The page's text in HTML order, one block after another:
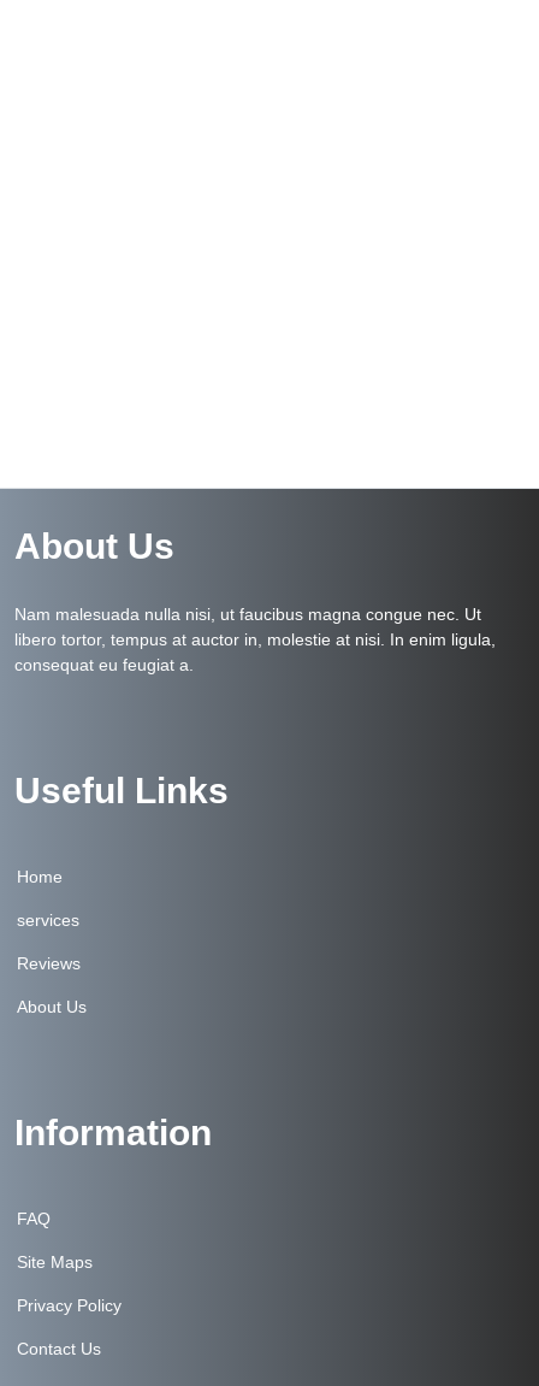
About Us
Nam malesuada nulla nisi, ut faucibus magna congue nec. Ut
libero tortor, tempus at auctor in, molestie at nisi. In enim ligula,
consequat eu feugiat a.
Useful Links
Home
services
Reviews
About Us
Information
FAQ
Site Maps
Privacy Policy
Contact Us